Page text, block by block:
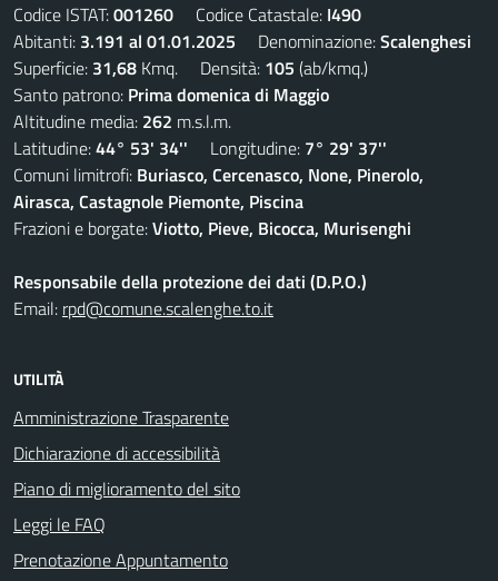
Codice ISTAT:001260 Codice Catastale: I490
Abitanti: 3.191 al 01.01.2025 Denominazione:Scalenghesi
Superficie: 31,68 Kmq. Densità: 105 (ab/kmq.)
Santo patrono: Prima domenica di Maggio
Altitudine media: 262 m.s.l.m.
Latitudine:44° 53' 34'' Longitudine: 7° 29' 37''
Comuni limitrofi: Buriasco, Cercenasco, None, Pinerolo,
Airasca, Castagnole Piemonte, Piscina
Frazioni e borgate:Viotto, Pieve, Bicocca, Murisenghi
Responsabile della protezione dei dati (D.P.O.)
Email: rpd@comune.scalenghe.to.it
UTILITÀ
Amministrazione Trasparente
Dichiarazione di accessibilità
Piano di miglioramento del sito
Leggi le FAQ
Prenotazione Appuntamento